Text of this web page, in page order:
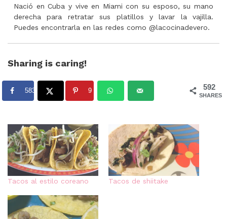
Nació en Cuba y vive en Miami con su esposo, su mano
derecha para retratar sus platillos y lavar la vajilla.
Puedes encontrarla en las redes como @lacocinadevero.
Sharing is caring!
592
SHARES
583 9
Tacos al estilo coreano Tacos de shiitake